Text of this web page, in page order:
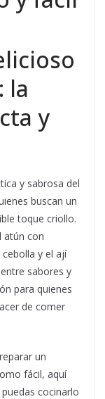
la
y
y sabrosa del
buscan un
toque criollo.
atún con
y el ají
sabores y
para quienes
de comer
un
fácil, aquí
cocinarlo